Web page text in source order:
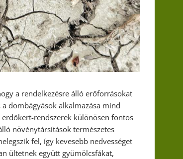
a rendelkezésre álló erőforrásokat
dombágyások alkalmazása mind
rendszerek különösen fontos
növénytársítások természetes
fel, így kevesebb nedvességet
ültetnek együtt gyümölcsfákat,